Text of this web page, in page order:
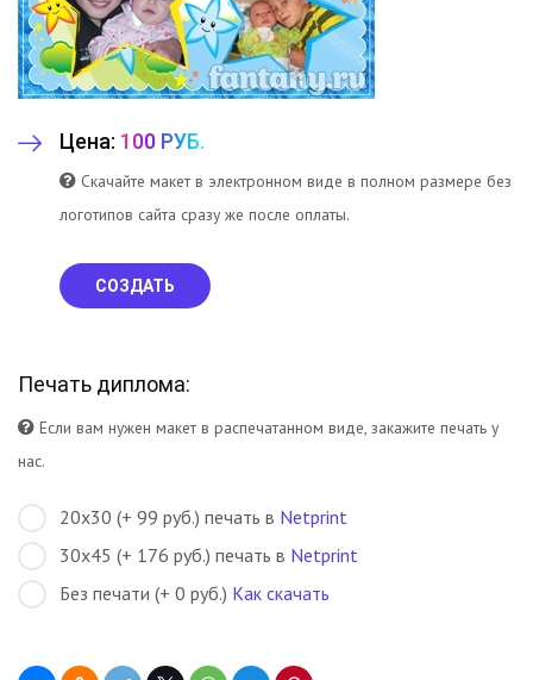
Цена: 100 РУБ.
Скачайте макет в электронном виде в полном размере без
логотипов сайта сразу же после оплаты.
СОЗДАТЬ
Печать диплома:
Если вам нужен макет в распечатанном виде, закажите печать у
нас.
20х30 (+ 99 руб.) печать в Netprint
30х45 (+ 176 руб.) печать в Netprint
Без печати (+ 0 руб.) Как скачать